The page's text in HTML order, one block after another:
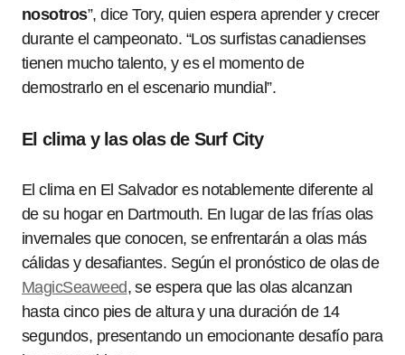
nosotros”, dice Tory, quien espera aprender y crecer
durante el campeonato. “Los surfistas canadienses
tienen mucho talento, y es el momento de
demostrarlo en el escenario mundial”.
El clima y las olas de Surf City
El clima en El Salvador es notablemente diferente al
de su hogar en Dartmouth. En lugar de las frías olas
invernales que conocen, se enfrentarán a olas más
cálidas y desafiantes. Según el pronóstico de olas de
MagicSeaweed, se espera que las olas alcanzan
hasta cinco pies de altura y una duración de 14
segundos, presentando un emocionante desafío para